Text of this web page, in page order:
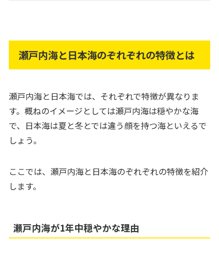
瀬戸内海と日本海のぞれぞれの特徴とは
瀬戸内海と日本海では、それぞれで特徴が異なりま
す。概ねのイメージとしては瀬戸内海は穏やかな海
で、日本海は夏と冬とでは違う顔を持つ海といえるで
しょう。
ここでは、瀬戸内海と日本海のぞれぞれの特徴を紹介
します。
瀬戸内海が1年中穏やかな理由